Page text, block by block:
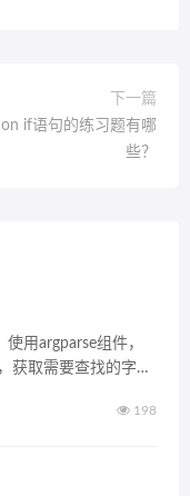
下一篇
if语句的练习题有哪
些？
用argparse组件，
获取需要查找的字符
198